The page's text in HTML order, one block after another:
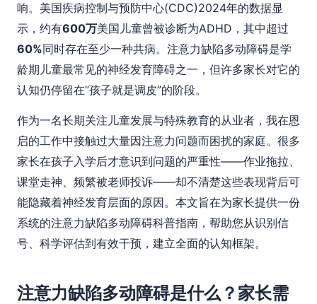
响。美国疾病控制与预防中心(CDC)2024年的数据显
示，约有600万美国儿童曾被诊断为ADHD，其中超过
60%同时存在至少一种共病。注意力缺陷多动障碍是学
龄期儿童最常见的神经发育障碍之一，但许多家长对它的
认知仍停留在”孩子就是调皮”的阶段。
作为一名长期关注儿童发展与特殊教育的从业者，我在恩
启的工作中接触过大量因注意力问题而困扰的家庭。很多
家长在孩子入学后才意识到问题的严重性——作业拖拉、
课堂走神、频繁被老师投诉——却不清楚这些表现背后可
能隐藏着神经发育层面的原因。本文旨在为家长提供一份
系统的注意力缺陷多动障碍科普指南，帮助您从识别信
号、科学评估到有效干预，建立全面的认知框架。
注意力缺陷多动障碍是什么？家长需